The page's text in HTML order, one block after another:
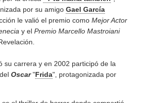
por su amigo Gael García
le valió el premio como Mejor Actor
y el Premio Marcello Mastroiani
su carrera y en 2002 participó de la
Oscar"Frida", protagonizada por